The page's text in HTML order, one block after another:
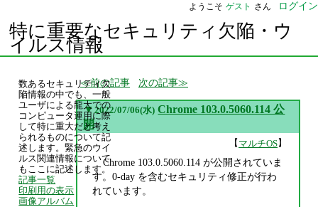
ようこそ ゲスト さん ログイン
特に重要なセキュリティ欠陥・ウ
イルス情報
前の記事 次の記事
▼ 2022/07/06(水) Chrome 103.0.5060.114 公
開
【マルチOS】
Chrome 103.0.5060.114 が公開されていま
す。0-day を含むセキュリティ修正が行わ
れています。
数あるセキュリティ欠
陥情報の中でも、一般
ユーザによる龍大での
コンピュータ運用に際
して特に重大だと考え
られるものについて記
述します。緊急のウイ
ルス関連情報について
もここに記述します。
記事一覧
印刷用の表示
画像アルバム